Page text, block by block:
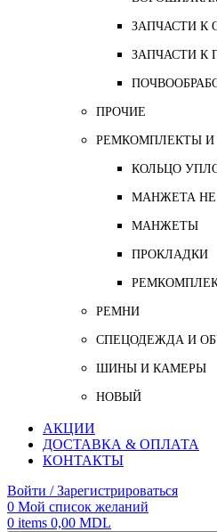
ЗАПЧАСТИ К
ЗАПЧАСТИ К
ПРОЧИЕ
РЕМКОМПЛЕКТЫ И
КОЛЬЦО
МАНЖЕТА НЕ
МАНЖЕТЫ
ПРОКЛАДКИ
РЕМНИ
СПЕЦОДЕЖДА И
ШИНЫ И КАМЕРЫ
НОВЫЙ
АКЦИИ
ДОСТАВКА & ОПЛАТА
КОНТАКТЫ
Войти / Зарегистрироваться
0 Мой список желаний
0 items 0,00 MDL